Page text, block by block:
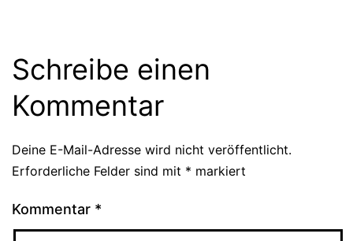
Schreibe einen
Kommentar
Deine E-Mail-Adresse wird nicht veröffentlicht.
Erforderliche Felder sind mit * markiert
Kommentar *